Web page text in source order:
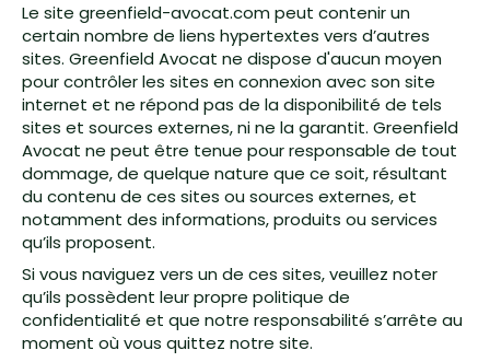
Le site greenfield-avocat.com peut contenir un
certain nombre de liens hypertextes vers d’autres
sites. Greenfield Avocat ne dispose d'aucun moyen
pour contrôler les sites en connexion avec son site
internet et ne répond pas de la disponibilité de tels
sites et sources externes, ni ne la garantit. Greenfield
Avocat ne peut être tenue pour responsable de tout
dommage, de quelque nature que ce soit, résultant
du contenu de ces sites ou sources externes, et
notamment des informations, produits ou services
qu’ils proposent.
Si vous naviguez vers un de ces sites, veuillez noter
qu’ils possèdent leur propre politique de
confidentialité et que notre responsabilité s’arrête au
moment où vous quittez notre site.